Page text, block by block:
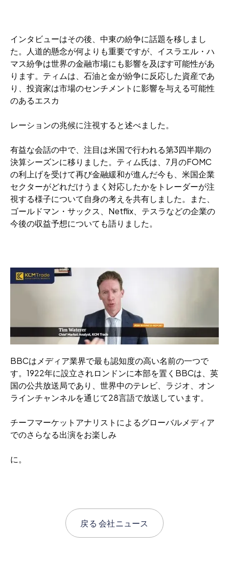
インタビューはその後、中東の紛争に話題を移しまし
た。人道的懸念が何よりも重要ですが、イスラエル・ハ
マス紛争は世界の金融市場にも影響を及ぼす可能性があ
ります。ティムは、石油と金が紛争に反応した資産であ
り、投資家は市場のセンチメントに影響を与える可能性
のあるエスカ
レーションの兆候に注視すると述べました。
有益な会話の中で、注目は米国で行われる第3四半期の
決算シーズンに移りました。ティム氏は、7月のFOMC
の利上げを受けて再び金融緩和が進んだ今も、米国企業
セクターがどれだけうまく対応したかをトレーダーが注
視する様子について自身の考えを共有しました。また、
ゴールドマン・サックス、Netflix、テスラなどの企業の
今後の収益予想についても語りました。
BBCはメディア業界で最も認知度の高い名前の一つで
す。1922年に設立されロンドンに本部を置くBBCは、英
国の公共放送局であり、世界中のテレビ、ラジオ、オン
ラインチャンネルを通じて28言語で放送しています。
チーフマーケットアナリストによるグローバルメディア
でのさらなる出演をお楽しみ
に。
戻る会社ニュース